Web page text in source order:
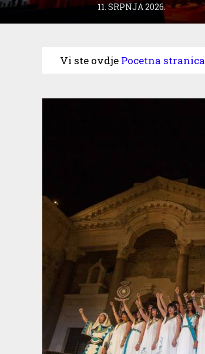
11. SRPNJA 2026.
Vi ste ovdje Pocetna stranica